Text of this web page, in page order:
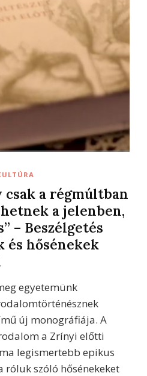
csak a régmúltban
a jelenben,
– Beszélgetés
és hősénekek
egyetemünk
új monográfiája. A
a Zrínyi előtti
legismertebb epikus
szóló hősénekeket